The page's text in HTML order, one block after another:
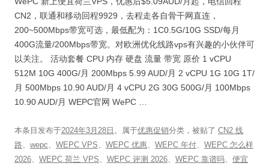
CN2，联通和移动回程9929，去程走各自骨干网直连，
200~500Mbps带宽可选，最低配为：1C0.5G/10G SSD/每月
400G流量/200Mbps带宽。对欧洲优化线路vps有兴趣的小伙伴可
以关注。 活动套餐 CPU 内存 硬盘 流量 带宽 原价 1 vCPU
512M 10G 400G/月 200Mbps 5.99 AUD/月 2 vCPU 1G 10G 1T/
月 500Mbps 10.90 AUD/月 4 vCPU 2G 30G 500G/月 100Mbps
10.90 AUD/月 WEPC官网 WePC …
本条目发布于2024年3月28日 。属于优惠促销分类，被贴了 CN2 线
路、 wepc、 WEPC VPS、 WEPC 优惠、 WEPC 年付、 WEPC 怎么样
2026、 WEPC 荷兰 VPS、 WEPC 评测 2026、 WEPC 靠谱吗、 便宜